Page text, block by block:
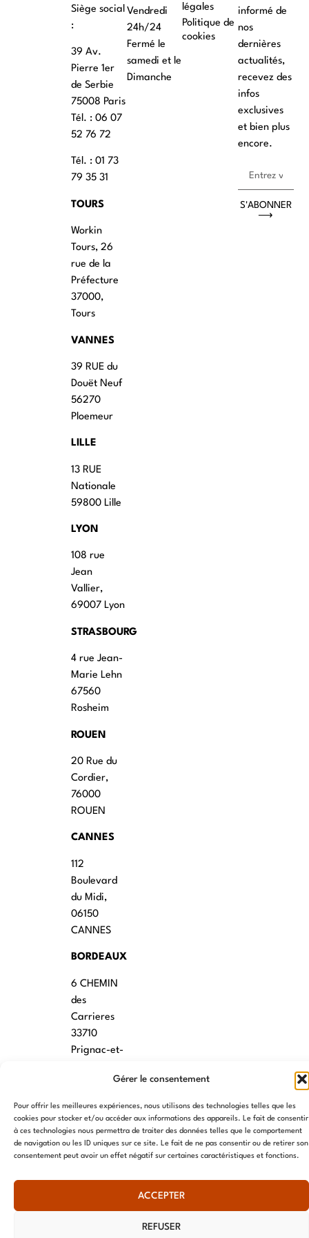
Gérer le consentement
Pour offrir les meilleures expériences, nous utilisons des technologies telles que les
cookies pour stocker et/ou accéder aux informations des appareils. Le fait de consentir
à ces technologies nous permettra de traiter des données telles que le comportement
de navigation ou les ID uniques sur ce site. Le fait de ne pas consentir ou de retirer son
consentement peut avoir un effet négatif sur certaines caractéristiques et fonctions.
ACCEPTER
REFUSER
Siège social
:
39 Av.
Pierre 1er
de Serbie
75008 Paris
Tél. : ‭06 07
52 76 72
Tél. : 01 73
79 35 31
TOURS
Workin
Tours, 26
rue de la
Préfecture
37000,
Tours
VANNES
39 RUE du
Douët Neuf
56270
Ploemeur
LILLE
13 RUE
Nationale
59800 Lille
LYON
108 rue
Jean
Vallier,
69007 Lyon
STRASBOURG
4 rue Jean-
Marie Lehn
67560
Rosheim
ROUEN
20 Rue du
Cordier,
76000
ROUEN
CANNES
112
Boulevard
du Midi,
06150
CANNES
BORDEAUX
6 CHEMIN
des
Carrieres
33710
Prignac-et-
7 rue des
écoles
34790
Vendredi
24h/24
Fermé le
samedi et le
Dimanche
légales
Politique de
cookies
informé de
nos
dernières
actualités,
recevez des
infos
exclusives
et bien plus
encore.
S'ABONNER
⟶
© AME 2024, tous droits réservés